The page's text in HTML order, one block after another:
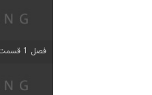
فصل 1 قسمت 2 اضافه شد